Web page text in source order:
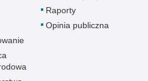
Raporty
Opinia publiczna